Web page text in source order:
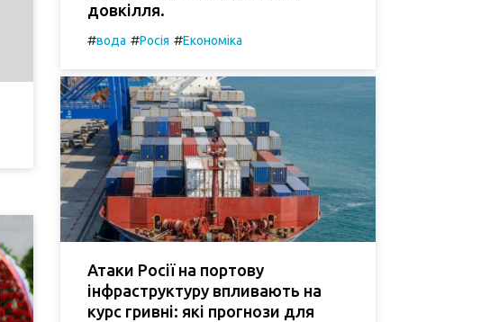
довкілля.
#вода #Росія #Економіка
Атаки Росії на портову
інфраструктуру впливають на
курс гривні: які прогнози для